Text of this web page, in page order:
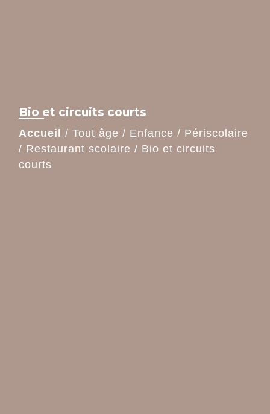
Bio et circuits courts
Accueil / Tout âge / Enfance / Périscolaire
/ Restaurant scolaire / Bio et circuits
courts